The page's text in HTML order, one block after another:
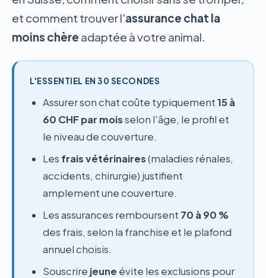
et comment trouver l'assurance chat la
moins chère adaptée à votre animal.
L'ESSENTIEL EN 30 SECONDES
Assurer son chat coûte typiquement15 à
60 CHF par moisselon l'âge, le profil et
le niveau de couverture.
Les frais vétérinaires(maladies rénales,
accidents, chirurgie) justifient
amplement une couverture.
Les assurances remboursent 70 à 90 %
des frais, selon la franchise et le plafond
annuel choisis.
Souscrire jeune évite les exclusions pour